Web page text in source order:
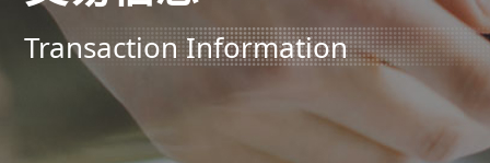
Transaction Information